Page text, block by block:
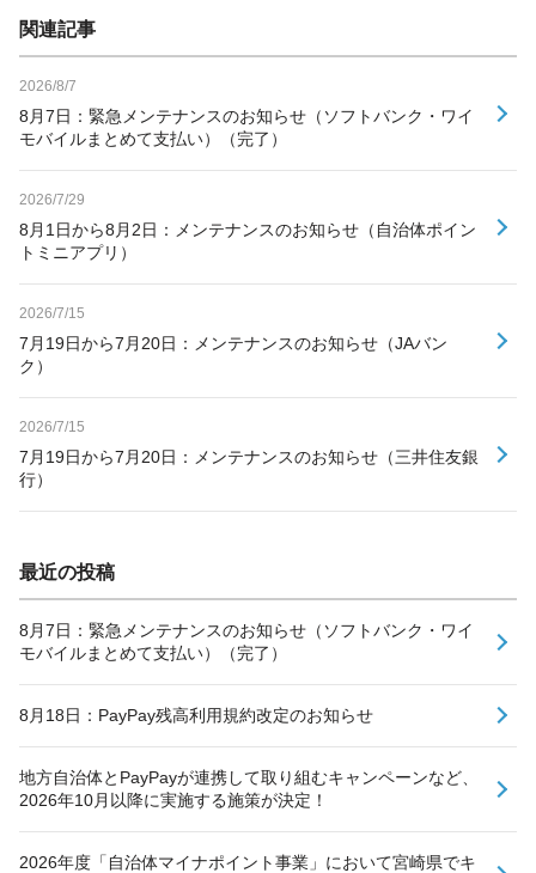
関連記事
2026/8/7
8月7日：緊急メンテナンスのお知らせ（ソフトバンク・ワイ
モバイルまとめて支払い）（完了）
2026/7/29
8月1日から8月2日：メンテナンスのお知らせ（自治体ポイン
トミニアプリ）
2026/7/15
7月19日から7月20日：メンテナンスのお知らせ（JAバン
ク）
2026/7/15
7月19日から7月20日：メンテナンスのお知らせ（三井住友銀
行）
最近の投稿
8月7日：緊急メンテナンスのお知らせ（ソフトバンク・ワイ
モバイルまとめて支払い）（完了）
8月18日：PayPay残高利用規約改定のお知らせ
地方自治体とPayPayが連携して取り組むキャンペーンなど、
2026年10月以降に実施する施策が決定！
2026年度「自治体マイナポイント事業」において宮崎県でキ